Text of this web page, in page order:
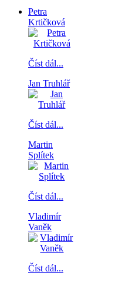
Petra
Krtičková
Číst dál...
Jan Truhlář
Číst dál...
Martin
Splítek
Číst dál...
Vladimír
Vaněk
Číst dál...